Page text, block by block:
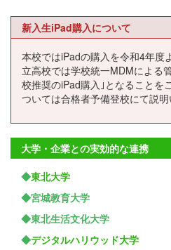
新入生iPad購入について
本校ではiPadの購入を令和4年度
立高校では学校統一MDMによる
校推奨のiPad購入｣となることを
ついては合格者予備登校にて説明
大学・企業との実効的な連携
◆東北大学
◆宮城教育大学
◆東北生活文化大学
◆デジタルハリウッド大学